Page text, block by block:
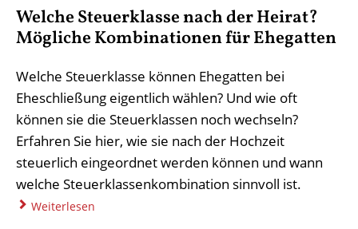
Welche Steuerklasse nach der Heirat?
Mögliche Kombinationen für Ehegatten
Welche Steuerklasse können Ehegatten bei
Eheschließung eigentlich wählen? Und wie oft
können sie die Steuerklassen noch wechseln?
Erfahren Sie hier, wie sie nach der Hochzeit
steuerlich eingeordnet werden können und wann
welche Steuerklassenkombination sinnvoll ist.
Weiterlesen